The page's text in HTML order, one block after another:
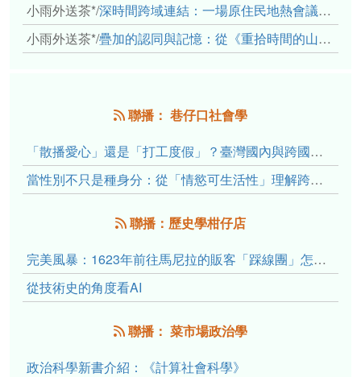
小雨外送茶*/深時間跨域連結：一場原住民地熱會議的初步觀察
小雨外送茶*/疊加的認同與記憶：從《重拾時間的山語》探討「我們的」立場性(positionality)
聯播： 巷仔口社會學
「散播愛心」還是「打工度假」？臺灣國內與跨國捐卵的利他修辭、金錢動機與身體代價
當性別不只是種身分：從「情慾可生活性」理解跨性別者的身體、慾望與認同探索
聯播：歷史學柑仔店
完美風暴：1623年前往馬尼拉的販客「踩線團」怎麼會困死於澎湖?
從技術史的角度看AI
聯播： 菜市場政治學
政治科學新書介紹：《計算社會科學》